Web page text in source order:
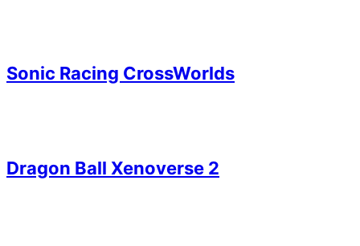
Sonic Racing CrossWorlds
Dragon Ball Xenoverse 2